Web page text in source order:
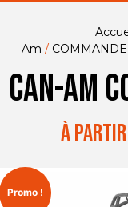
Am /
CAN-AM
à partir
Promo !